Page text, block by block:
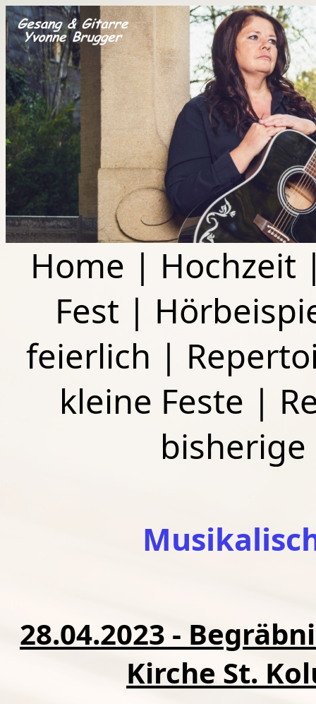
Home | Hochzeit
Fest |
feierlich |
kleine Feste |
28.04.2023 -
Kirche St.